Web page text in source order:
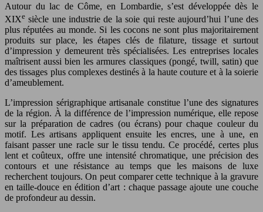
Autour du lac de Côme, en Lombardie, s’est développée dès le
XIXe siècle une industrie de la soie qui reste aujourd’hui l’une des
plus réputées au monde. Si les cocons ne sont plus majoritairement
produits sur place, les étapes clés de filature, tissage et surtout
d’impression y demeurent très spécialisées. Les entreprises locales
maîtrisent aussi bien les armures classiques (pongé, twill, satin) que
des tissages plus complexes destinés à la haute couture et à la soierie
d’ameublement.
L’impression sérigraphique artisanale constitue l’une des signatures
de la région. À la différence de l’impression numérique, elle repose
sur la préparation de cadres (ou écrans) pour chaque couleur du
motif. Les artisans appliquent ensuite les encres, une à une, en
faisant passer une racle sur le tissu tendu. Ce procédé, certes plus
lent et coûteux, offre une intensité chromatique, une précision des
contours et une résistance au temps que les maisons de luxe
recherchent toujours. On peut comparer cette technique à la gravure
en taille-douce en édition d’art : chaque passage ajoute une couche
de profondeur au dessin.